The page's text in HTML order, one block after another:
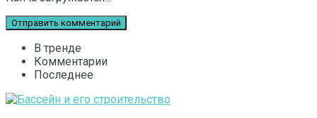
В тренде
Комментарии
Последнее